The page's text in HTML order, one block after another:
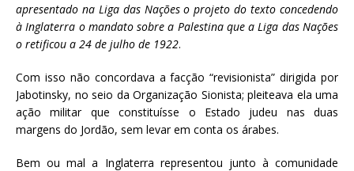
apresentado na Liga das Nações o projeto do texto concedendo
à Inglaterra o mandato sobre a Palestina que a Liga das Nações
o retificou a 24 de julho de 1922.
Com isso não concordava a facção “revisionista” dirigida por
Jabotinsky, no seio da Organização Sionista; pleiteava ela uma
ação militar que constituísse o Estado judeu nas duas
margens do Jordão, sem levar em conta os árabes.
Bem ou mal a Inglaterra representou junto à comunidade